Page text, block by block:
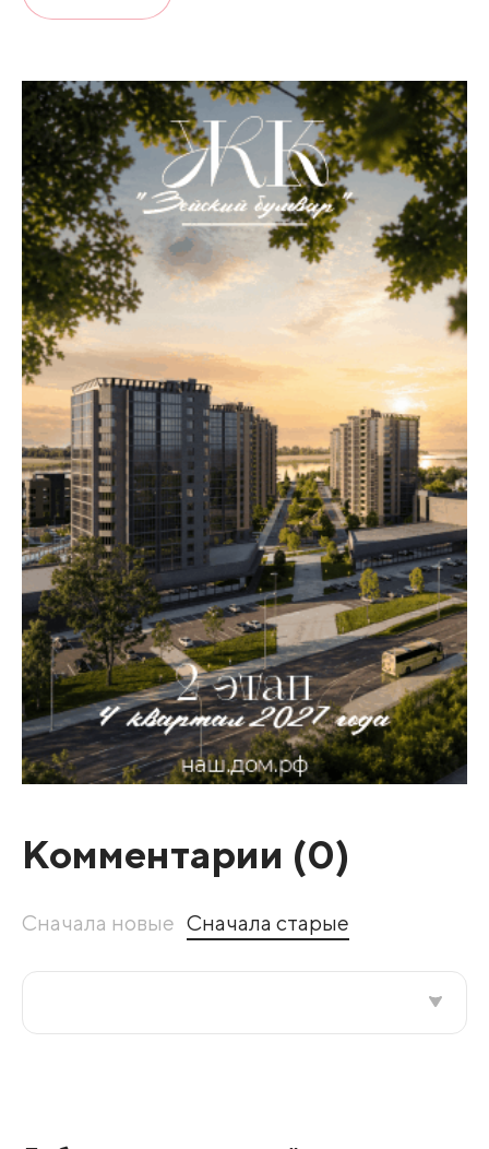
Комментарии (0)
Сначала новые Сначала старые